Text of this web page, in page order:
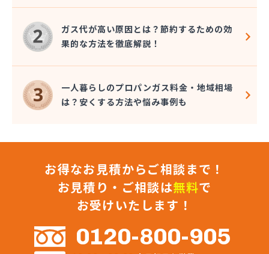
金子商事有限会社
桑原商店
郡司燃料店
慶野燃料店
戸恒燃料店
戸村商店
五味田商店
江連燃料株式会社
佐藤燃料店
佐野市エルピーガス販売協同組合
佐野燃料
細井プロパン
三愛オブリガス東日本株式会社 栃木支店 宇都宮
営業所/卸売課
ガス代が高い原因とは？節約するための効
果的な方法を徹底解説！
一人暮らしのプロパンガス料金・地域相場
は？安くする方法や悩み事例も
お得なお見積からご相談まで！
お見積り・ご相談は無料で
お受けいたします！
0120-800-905